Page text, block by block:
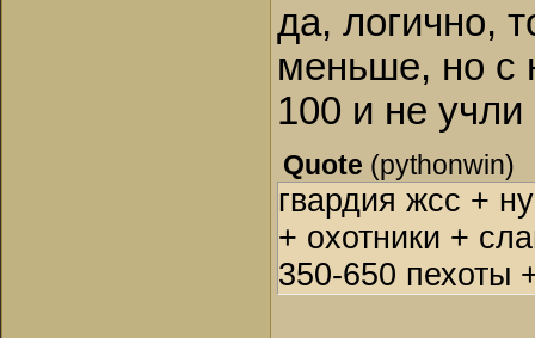
да, логично,
меньше, но с
100 и не
Quote (pythonwin)
гвардия жсс +
+ охотники +
350-650 пехоты